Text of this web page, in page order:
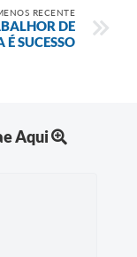
RECENTE
DE
SUCESSO
Aqui